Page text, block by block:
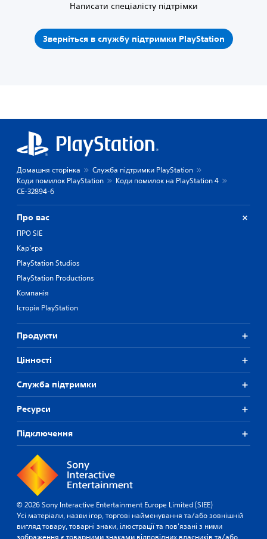
Написати спеціалісту підтрімки
Зверніться в службу підтримки PlayStation
Домашня сторінка
Служба підтримки PlayStation
Коди помилок PlayStation
Коди помилок на PlayStation 4
CE-32894-6
Про вас
ПРО SIE
Кар'єра
PlayStation Studios
PlayStation Productions
Компанія
Історія PlayStation
Продукти
Цiнностi
Служба підтримки
Ресурси
Підключення
© 2026 Sony Interactive Entertainment Europe Limited (SIEE)
Усі матеріали, назви ігор, торгові найменування та/або зовнішній
вигляд товару, товарні знаки, ілюстрації та пов'язані з ними
зображення є товарними знаками відповідних власників та/або